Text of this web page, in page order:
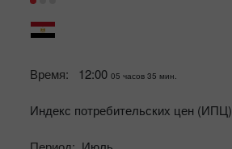
Время: 12:00 05 часов 35 мин.
Индекс потребительских цен (ИПЦ)